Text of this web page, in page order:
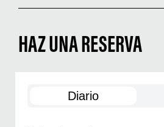
HAZ UNA RESERVA
Diario